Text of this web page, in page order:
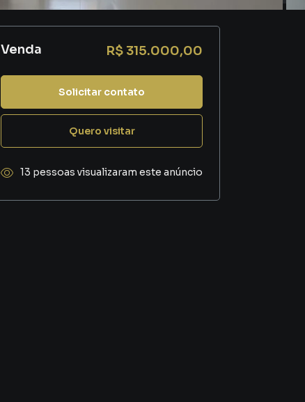
Venda R$ 315.000,00
Solicitar contato
Quero visitar
13 pessoas visualizaram este anúncio